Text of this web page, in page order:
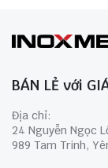
BÁN LẺ với
Địa chỉ:
24 Nguyễn Ngọc
989 Tam Trinh,